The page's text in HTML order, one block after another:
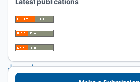
Ciencia y
Técnica y
Extensión. VI
Jornada